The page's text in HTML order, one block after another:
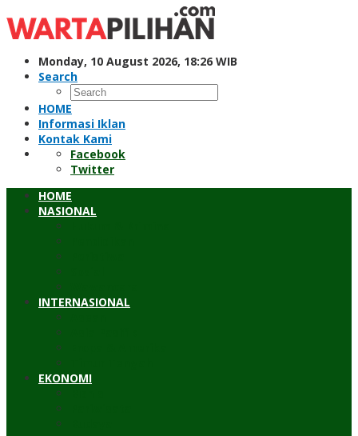
to
content
Monday, 10 August 2026, 18:26 WIB
Search
HOME
Informasi Iklan
Kontak Kami
Facebook
Twitter
HOME
NASIONAL
INTERNASIONAL
EKONOMI